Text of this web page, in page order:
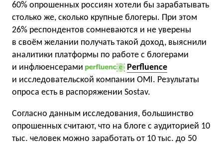
60% опрошенных россиян хотели бы зарабатывать
столько же, сколько крупные блогеры. При этом
26% респондентов сомневаются и не уверены
в своём желании получать такой доход, выяснили
аналитики платформы по работе с блогерами
и инфлюенсерами
Perfluence
и исследовательской компании OMI. Результаты
опроса есть в распоряжении Sostav.
Согласно данным исследования, большинство
опрошенных считают, что на блоге с аудиторией 10
тыс. человек можно заработать от 10 тыс. до 50